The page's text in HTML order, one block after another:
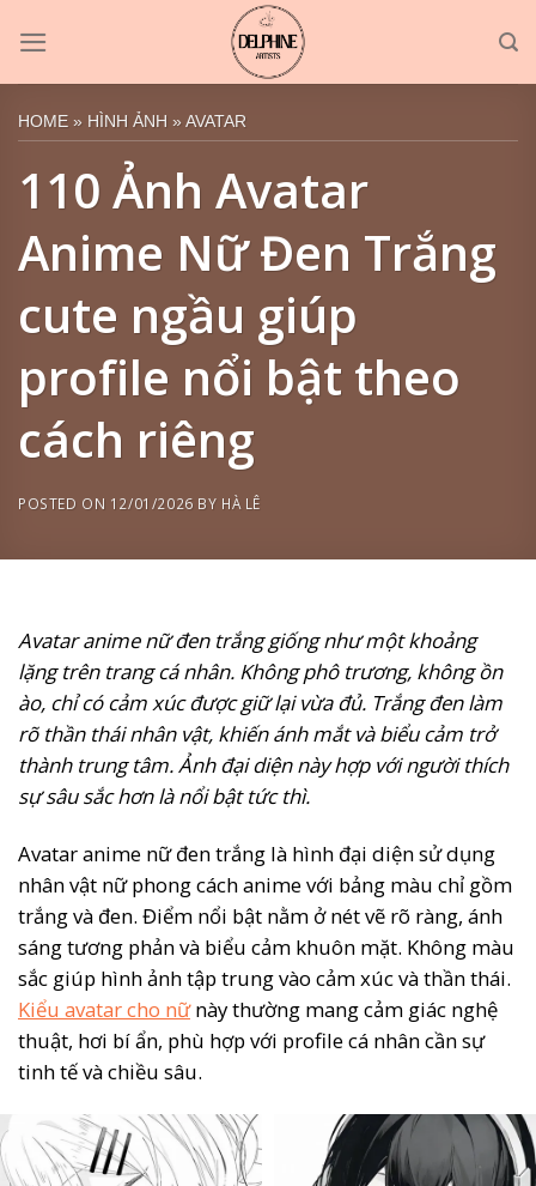
content
HOME » HÌNH ẢNH »AVATAR
110 Ảnh Avatar
Anime Nữ Đen Trắng
cute ngầu giúp
profile nổi bật theo
cách riêng
POSTED ON 12/01/2026 BY HÀ LÊ
Avatar anime nữ đen trắng giống như một khoảng
lặng trên trang cá nhân. Không phô trương, không ồn
ào, chỉ có cảm xúc được giữ lại vừa đủ. Trắng đen làm
rõ thần thái nhân vật, khiến ánh mắt và biểu cảm trở
thành trung tâm. Ảnh đại diện này hợp với người thích
sự sâu sắc hơn là nổi bật tức thì.
Avatar anime nữ đen trắng là hình đại diện sử dụng
nhân vật nữ phong cách anime với bảng màu chỉ gồm
trắng và đen. Điểm nổi bật nằm ở nét vẽ rõ ràng, ánh
sáng tương phản và biểu cảm khuôn mặt. Không màu
sắc giúp hình ảnh tập trung vào cảm xúc và thần thái.
Kiểu avatar cho nữnày thường mang cảm giác nghệ
thuật, hơi bí ẩn, phù hợp với profile cá nhân cần sự
tinh tế và chiều sâu.